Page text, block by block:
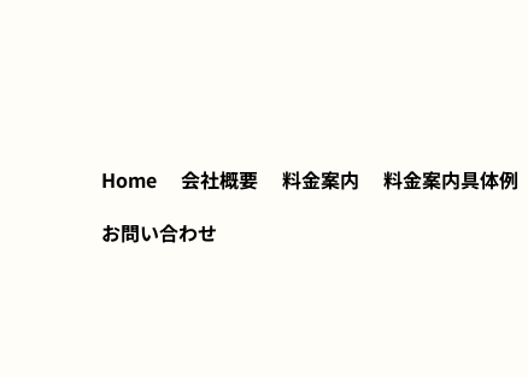
Home 会社概要 料金案内
料金案内具体例
お問い合わせ